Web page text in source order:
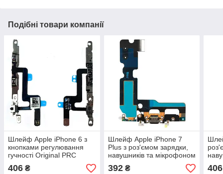
Подібні товари компанії
Шлейф Apple iPhone 6 з
кнопками регулювання
гучності Original PRC
406 ₴
Шлейф Apple iPhone 7
Plus з роз'ємом зарядки,
навушників та мікрофоном
чорний Original PRC
392₴ 406